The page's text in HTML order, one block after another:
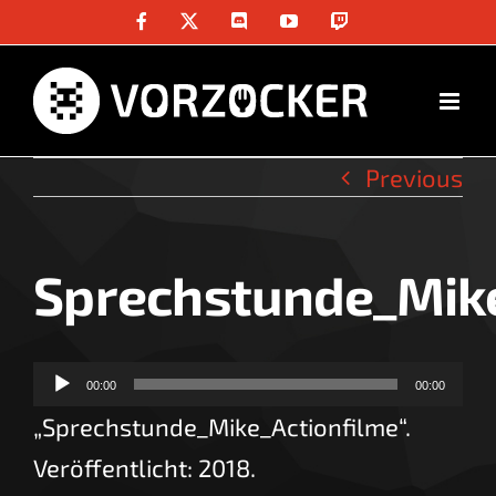
content
Facebook DiscordYouTube
Previous
Audio-
Player
00:00 00:00
„Sprechstunde_Mike_Actionfilme“.
Veröffentlicht: 2018.